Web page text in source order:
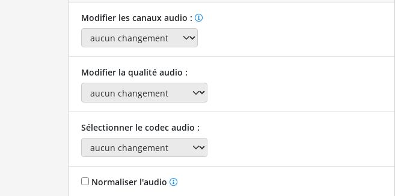
Modifier les canaux audio :
Modifier la qualité audio :
Sélectionner le codec audio :
Normaliser l'audio